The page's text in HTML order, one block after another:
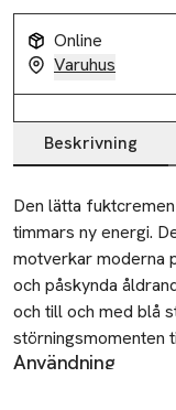
Online
Varuhus
Beskrivning
Beskrivning
Den lätta
timmars ny energi.
motverkar moderna
och påskynda
och till och med blå
störningsmomenten
Den svett- och
Användning